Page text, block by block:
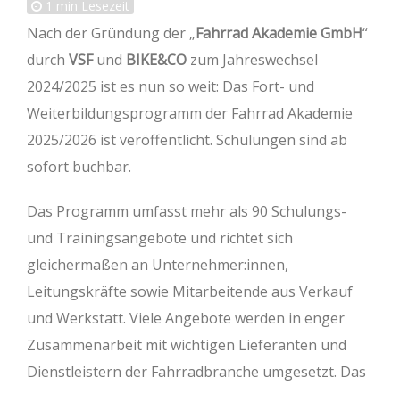
1 min Lesezeit
Nach der Gründung der „Fahrrad Akademie GmbH“
durch VSFund BIKE&CO zum Jahreswechsel
2024/2025 ist es nun so weit: Das Fort- und
Weiterbildungsprogramm der Fahrrad Akademie
2025/2026 ist veröffentlicht. Schulungen sind ab
sofort buchbar.
Das Programm umfasst mehr als 90 Schulungs-
und Trainingsangebote und richtet sich
gleichermaßen an Unternehmer:innen,
Leitungskräfte sowie Mitarbeitende aus Verkauf
und Werkstatt. Viele Angebote werden in enger
Zusammenarbeit mit wichtigen Lieferanten und
Dienstleistern der Fahrradbranche umgesetzt. Das